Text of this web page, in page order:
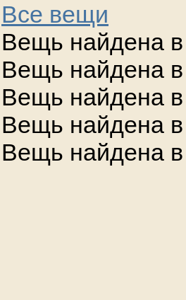
Все вещи
Вещь найдена в
Вещь найдена в
Вещь найдена в
Вещь найдена в
Вещь найдена в